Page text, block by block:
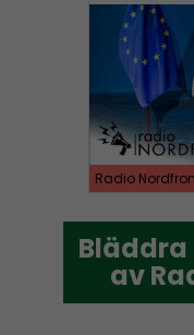
Radio
av
av